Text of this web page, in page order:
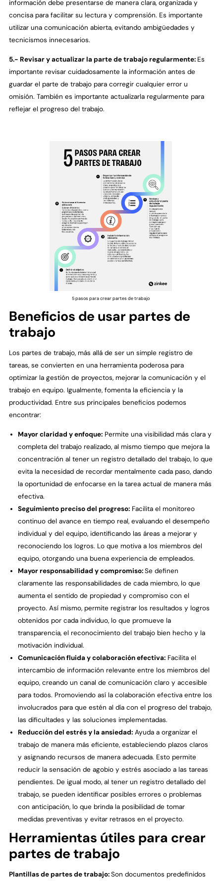
información debe presentarse de manera clara, organizada y
concisa para facilitar su lectura y comprensión. Es importante
utilizar una comunicación abierta, evitando ambigüedades y
tecnicismos innecesarios.
5.- Revisar y actualizar la parte de trabajo regularmente: Es
importante revisar cuidadosamente la información antes de
guardar el parte de trabajo para corregir cualquier error u
omisión. También es importante actualizarla regularmente para
reflejar el progreso del trabajo.
5 pasos para crear partes de trabajo
Beneficios de usar partes de
trabajo
Los partes de trabajo, más allá de ser un simple registro de
tareas, se convierten en una herramienta poderosa para
optimizar la gestión de proyectos, mejorar la comunicación y el
trabajo en equipo. Igualmente, fomenta la eficiencia y la
productividad. Entre sus principales beneficios podemos
encontrar:
Mayor claridad y enfoque: Permite una visibilidad más clara y
completa del trabajo realizado, al mismo tiempo que mejora la
concentración al tener un registro detallado del trabajo, lo que
evita la necesidad de recordar mentalmente cada paso, dando
la oportunidad de enfocarse en la tarea actual de manera más
efectiva.
Seguimiento preciso del progreso: Facilita el monitoreo
continuo del avance en tiempo real, evaluando el desempeño
individual y del equipo, identificando las áreas a mejorar y
reconociendo los logros. Lo que motiva a los miembros del
equipo, otorgando una buena experiencia de empleados.
Mayor responsabilidad y compromiso:Se definen
claramente las responsabilidades de cada miembro, lo que
aumenta el sentido de propiedad y compromiso con el
proyecto. Así mismo, permite registrar los resultados y logros
obtenidos por cada individuo, lo que promueve la
transparencia, el reconocimiento del trabajo bien hecho y la
motivación individual.
Comunicación fluida y colaboración efectiva: Facilita el
intercambio de información relevante entre los miembros del
equipo, creando un canal de comunicación claro y accesible
para todos. Promoviendo así la colaboración efectiva entre los
involucrados para que estén al día con el progreso del trabajo,
las dificultades y las soluciones implementadas.
Reducción del estrés y la ansiedad: Ayuda a organizar el
trabajo de manera más eficiente, estableciendo plazos claros
y asignando recursos de manera adecuada. Esto permite
reducir la sensación de agobio y estrés asociado a las tareas
pendientes. De igual modo, al tener un registro detallado del
trabajo, se pueden identificar posibles errores o problemas
con anticipación, lo que brinda la posibilidad de tomar
medidas preventivas y evitar retrasos en el proyecto.
Herramientas útiles para crear
partes de trabajo
Plantillas de partes de trabajo:Son documentos predefinidos